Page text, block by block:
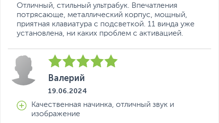
производителя
Если вы заметили ошибку или неточность в описании товара,
пожалуйста, выделите текст с ошибкой и нажмите Ctrl+Enter.
Xарактеристики, комплект поставки и внешний вид данного товара
Отличный, стильный ультрабук. Впечатления
потрясающе, металлический корпус, мощный,
приятная клавиатура с подсветкой. 11 винда уже
установлена, ни каких проблем с активацией.
Валерий
19.06.2024
Качественная начинка, отличный звук и
изображение